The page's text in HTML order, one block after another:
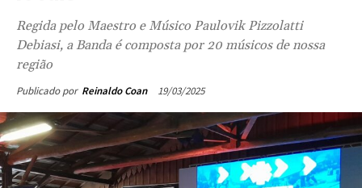
Regida pelo Maestro e Músico Paulovik Pizzolatti
Debiasi, a Banda é composta por 20 músicos de nossa
região
Publicado por Reinaldo Coan 19/03/2025